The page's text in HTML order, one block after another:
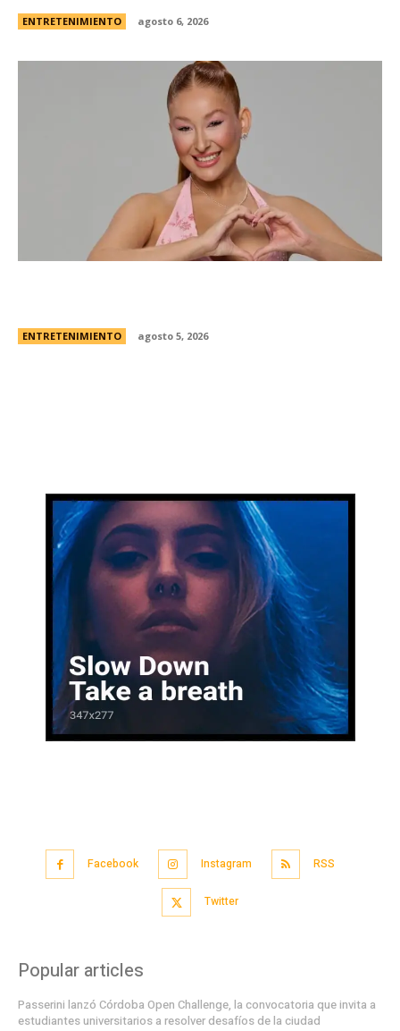
ENTRETENIMIENTO agosto 6, 2026
ENTRETENIMIENTO agosto 5, 2026
Facebook Instagram RSS
Twitter
Popular articles
Passerini lanzó Córdoba Open Challenge, la convocatoria que invita a
estudiantes universitarios a resolver desafíos de la ciudad